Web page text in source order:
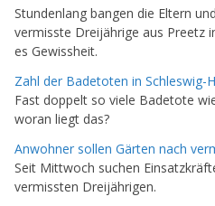
Stundenlang bangen die Eltern
vermisste Dreijährige aus Preetz
es Gewissheit.
Zahl der Badetoten in Schleswig-
Fast doppelt so viele Badetote
woran liegt das?
Anwohner sollen Gärten nach
Seit Mittwoch suchen
vermissten Dreijährigen.